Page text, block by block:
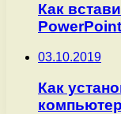
Как
03.10.2019
Как
компьютер